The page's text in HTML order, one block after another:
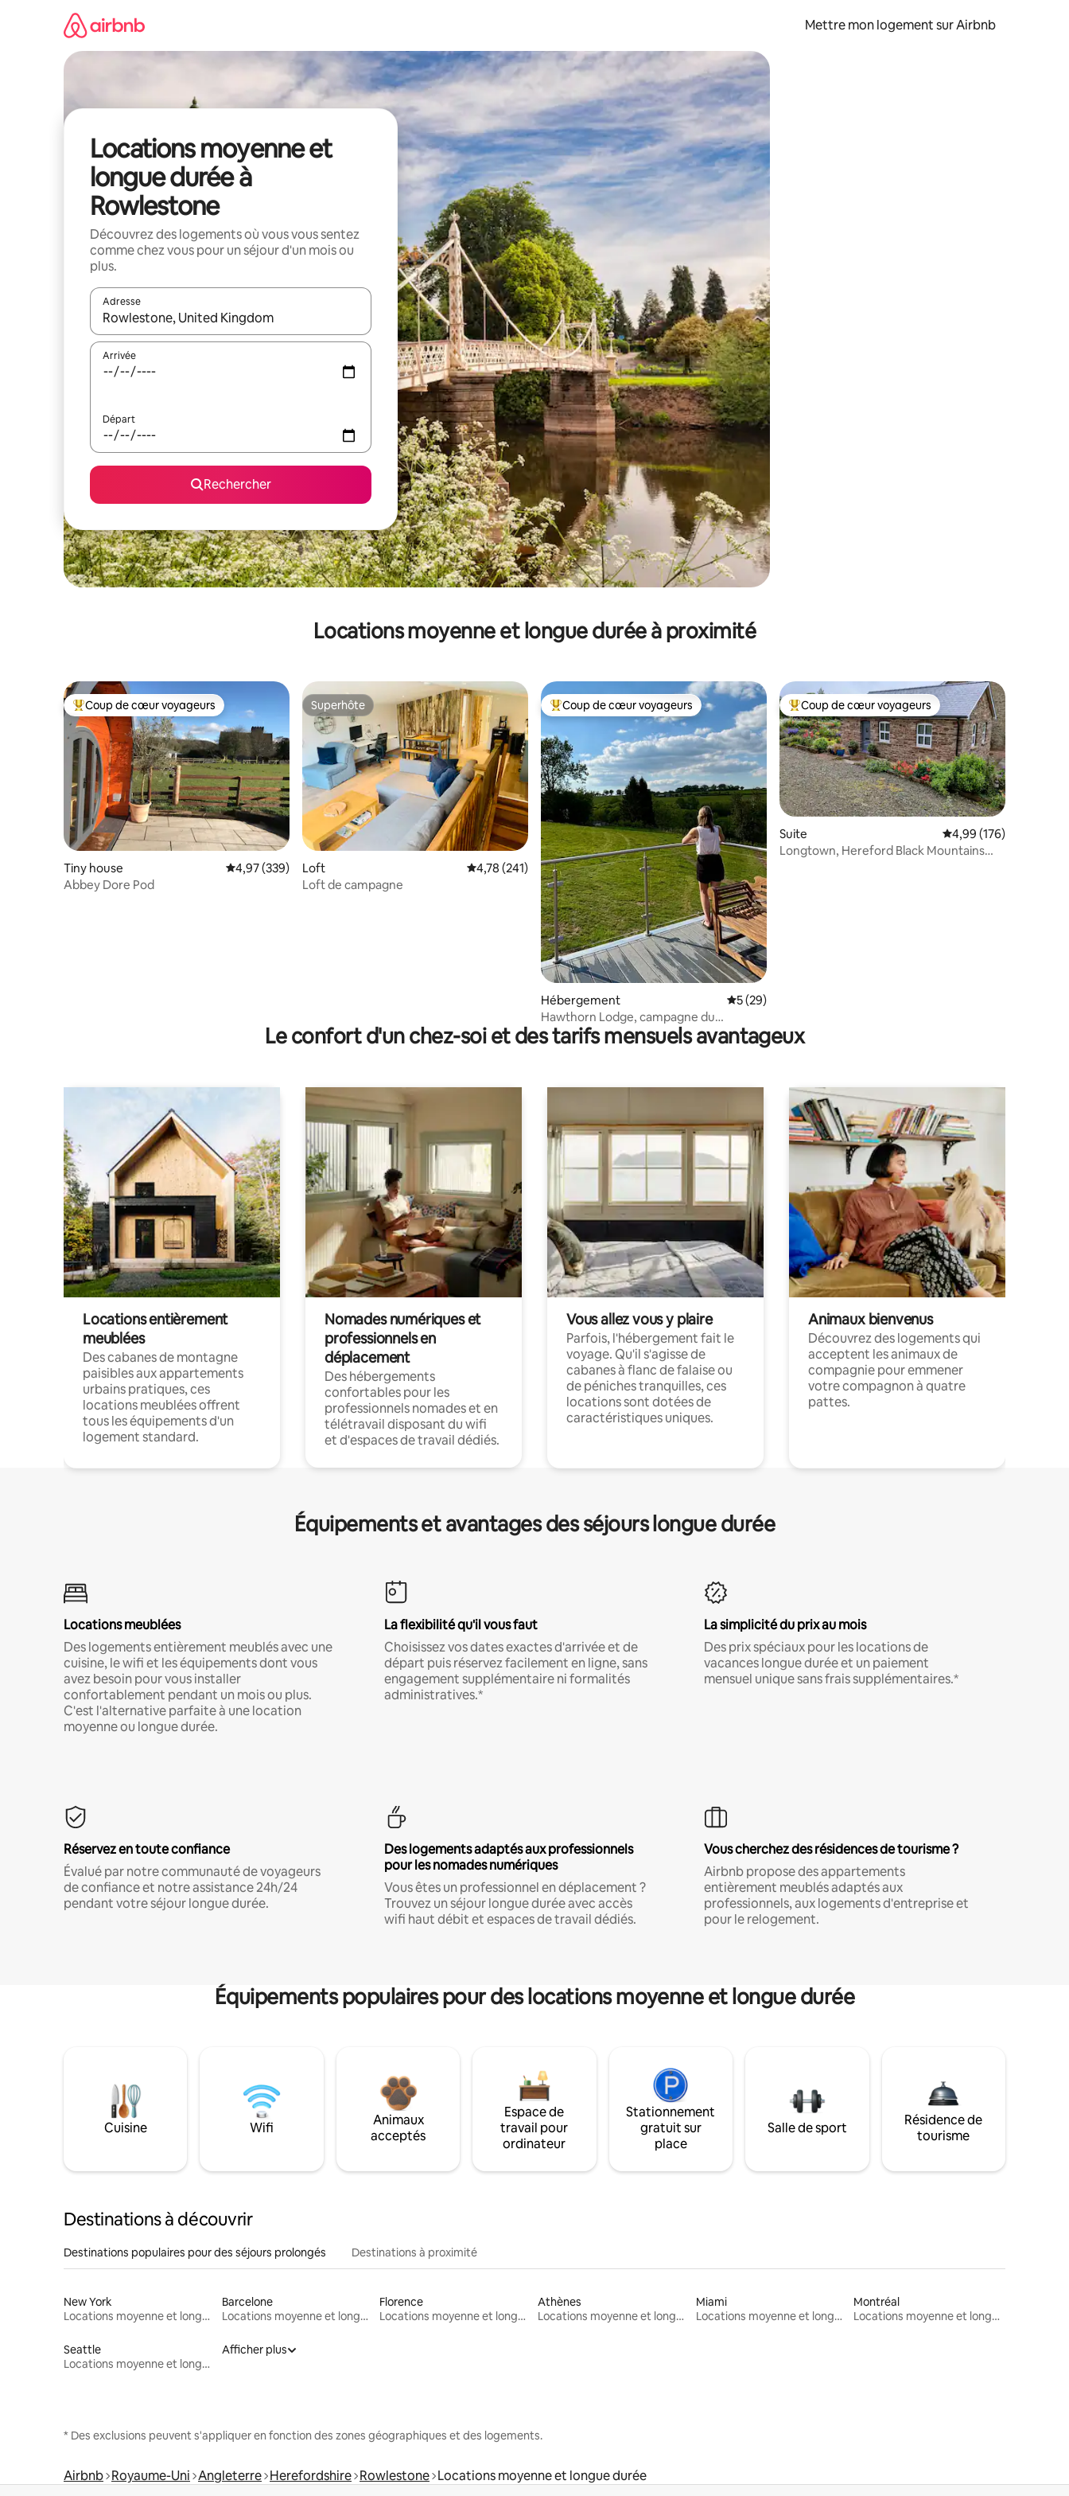
Mettre mon logement sur Airbnb
Locations moyenne et
longue durée à
Rowlestone
Découvrez des logements où vous vous sentez
comme chez vous pour un séjour d'un mois ou
plus.
Adresse
Lorsque les résultats s'affichent, utilisez les flèches vers le haut et vers le bas pour les parcourir ou en appuyant et en faisant glisser.
Arrivée
Départ
Rechercher
Locations moyenne et longue durée à proximité
Coups de cœur voyageurs les plus appréciés
Coup de cœur voyageurs
Tiny house Évaluation moyenne sur la base de 339 commentaires : 4,97 sur 5
4,97 (339)
Abbey Dore Pod
Superhôte
Superhôte
Loft Évaluation moyenne sur la base de 241 commentaires : 4,78 sur 5
4,78 (241)
Loft de campagne
Coups de cœur voyageurs les plus appréciés
Coup de cœur voyageurs
Hébergement Évaluation moyenne sur la base de 29 commentaires : 5 sur 5
5 (29)
Hawthorn Lodge, campagne du
Herefordshire
Coups de cœur voyageurs les plus appréciés
Coup de cœur voyageurs
Suite Évaluation moyenne
4,99 (176)
Longtown, Hereford Black Mountains
Le confort d'un chez-soi et des tarifs mensuels avantageux
Locations entièrement
meublées
Des cabanes de montagne
paisibles aux appartements
urbains pratiques, ces
locations meublées offrent
tous les équipements d'un
logement standard.
Nomades numériques et
professionnels en
déplacement
Des hébergements
confortables pour les
professionnels nomades et en
télétravail disposant du wifi
et d'espaces de travail dédiés.
Vous allez vous y plaire
Parfois, l'hébergement fait le
voyage. Qu'il s'agisse de
cabanes à flanc de falaise ou
de péniches tranquilles, ces
locations sont dotées de
caractéristiques uniques.
Animaux bienvenus
Découvrez des logements qui
acceptent les animaux de
compagnie pour emmener
votre compagnon à quatre
pattes.
Équipements et avantages des séjours longue durée
Locations meublées
Des logements entièrement meublés avec une
cuisine, le wifi et les équipements dont vous
avez besoin pour vous installer
confortablement pendant un mois ou plus.
C'est l'alternative parfaite à une location
moyenne ou longue durée.
La flexibilité qu'il vous faut
Choisissez vos dates exactes d'arrivée et de
départ puis réservez facilement en ligne, sans
engagement supplémentaire ni formalités
administratives.*
La simplicité du prix au mois
Des prix spéciaux pour les locations de
vacances longue durée et un paiement
mensuel unique sans frais supplémentaires.*
Réservez en toute confiance
Évalué par notre communauté de voyageurs
de confiance et notre assistance 24h/24
pendant votre séjour longue durée.
Des logements adaptés aux professionnels
pour les nomades numériques
Vous êtes un professionnel en déplacement ?
Trouvez un séjour longue durée avec accès
wifi haut débit et espaces de travail dédiés.
Vous cherchez des résidences de tourisme ?
Airbnb propose des appartements
entièrement meublés adaptés aux
professionnels, aux logements d'entreprise et
pour le relogement.
Équipements populaires pour des locations moyenne et longue durée
Cuisine Wifi
Animaux
acceptés
Espace de
travail pour
ordinateur
Stationnement
gratuit sur
place
Salle de sport
Résidence de
tourisme
Destinations à découvrir
Destinations populaires pour des séjours prolongés Destinations à proximité
New York
Locations moyenne et longue durée
Barcelone
Locations moyenne et longue durée
Florence
Locations moyenne et longue durée
Athènes
Locations moyenne et longue durée
Miami
Locations moyenne et longue durée
Montréal
Locations moyenne et longue durée
Seattle
Locations moyenne et longue durée
Afficher plus
* Des exclusions peuvent s'appliquer en fonction des zones géographiques et des logements.
Airbnb Royaume-Uni Angleterre Herefordshire Rowlestone Locations moyenne et longue durée